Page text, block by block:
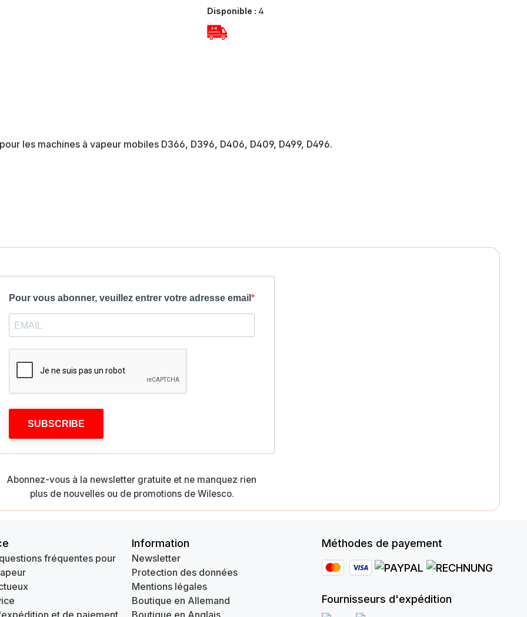
Disponible : 4
les machines à vapeur mobiles D366, D396, D406, D409, D499, D496.
Pour vous abonner, veuillez entrer votre adresse email
SUBSCRIBE
Abonnez-vous à la newsletter gratuite et ne manquez rien
plus de nouvelles ou de promotions de Wilesco.
fréquentes pour
et de paiement
Information
Newsletter
Protection des données
Mentions légales
Boutique en Allemand
Boutique en Anglais
Méthodes de payement
Fournisseurs d'expédition